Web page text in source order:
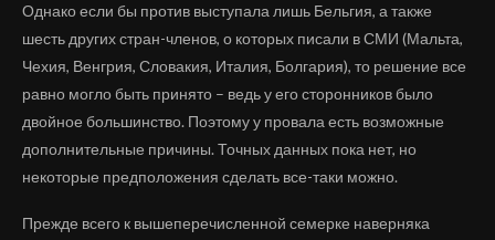
Однако если бы против выступала лишь Бельгия, а также
шесть других стран-членов, о которых писали в СМИ (Мальта,
Чехия, Венгрия, Словакия, Италия, Болгария), то решение все
равно могло быть принято – ведь у его сторонников было
двойное большинство. Поэтому у провала есть возможные
дополнительные причины. Точных данных пока нет, но
некоторые предположения сделать все-таки можно.
Прежде всего к вышеперечисленной семерке наверняка